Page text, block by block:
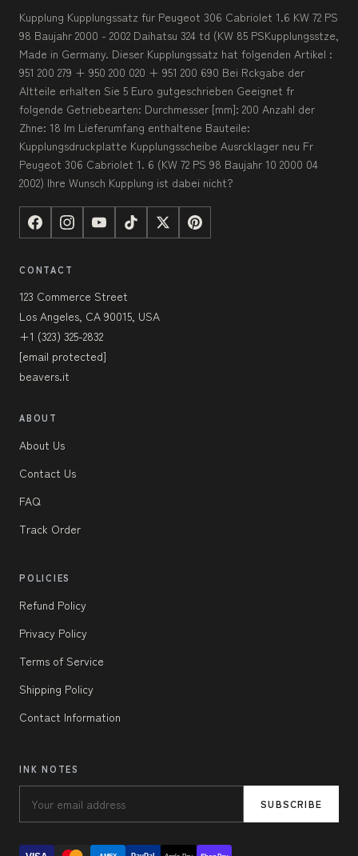
Kupplung Kupplungssatz für Peugeot 306 Cabriolet 1.6 KW 72 PS
98 Baujahr 2000 - 2002 Daihatsu 324 td (KW 85 PSKupplungsstze,
Made in Germany. Dieser Kupplungssatz hat folgenden Artikel :
951 200 279 + 950 200 020 + 951 200 690 Bei Rckgabe der
Altteile erhalten Sie 5 Euro gutgeschrieben Geeignet fr
folgende Getriebearten: Durchmesser [mm]: 200 Anzahl der
Zhne: 18 Im Lieferumfang enthaltene Bauteile:
Kupplungsdruckplatte Kupplungsscheibe Ausrcklager neu Fr
Peugeot 306 Cabriolet 1. 6 (KW 72 PS 98 Baujahr 10 2000 04
2002) Ihre Wunsch Kupplung ist dabei nicht?
CONTACT
123 Commerce Street
Los Angeles, CA 90015, USA
+1 (323) 325-2832
[email protected]
beavers.it
ABOUT
About Us
Contact Us
FAQ
Track Order
POLICIES
Refund Policy
Privacy Policy
Terms of Service
Shipping Policy
Contact Information
INK NOTES
SUBSCRIBE